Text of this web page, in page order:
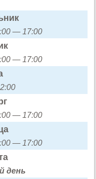
— 17:00
— 17:00
— 17:00
— 17:00
день